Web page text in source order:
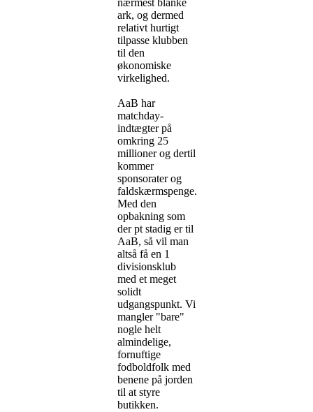
nærmest blanke
ark, og dermed
relativt hurtigt
tilpasse klubben
til den
økonomiske
virkelighed.
AaB har
matchday-
indtægter på
omkring 25
millioner og dertil
kommer
sponsorater og
faldskærmspenge.
Med den
opbakning som
der pt stadig er til
AaB, så vil man
altså få en 1
divisionsklub
med et meget
solidt
udgangspunkt. Vi
mangler "bare"
nogle helt
almindelige,
fornuftige
fodboldfolk med
benene på jorden
til at styre
butikken.